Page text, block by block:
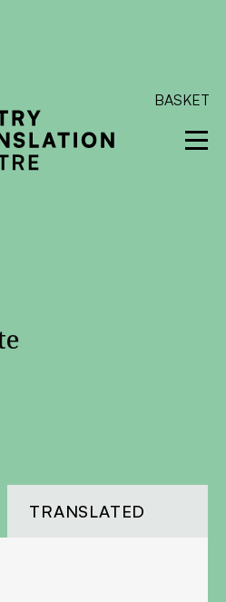
- enter your address at
BASKET
TRANSLATED